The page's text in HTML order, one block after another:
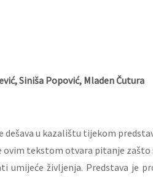
Siniša Popović, Mladen Čutura
dešava u kazalištu tijekom
ovim tekstom otvara pitanje
umijeće življenja. Predstava je